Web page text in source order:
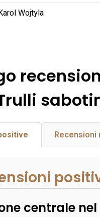
Wojtyla
Recensioni
centrale nel